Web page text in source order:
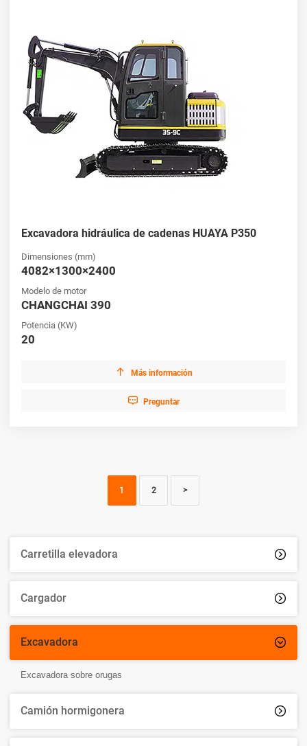
Carretilla elevadora 
Cargador 
Excavadora 
Excavadora sobre orugas
Camión hormigonera 
Excavadora hidráulica de cadenas HUAYA P350
Dimensiones (mm)
4082×1300×2400
Modelo de motor
CHANGCHAI 390
Potencia (KW)
20
 Más información
 Preguntar
1 2 >